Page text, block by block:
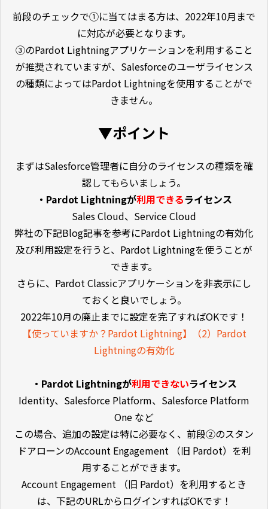
前段のチェックで①に当てはまる方は、2022年10月まで
に対応が必要となります。
③のPardot Lightningアプリケーションを利用すること
が推奨されていますが、Salesforceのユーザライセンス
の種類によってはPardot Lightningを使用することがで
きません。
▼ポイント
まずはSalesforce管理者に自分のライセンスの種類を確
認してもらいましょう。
・Pardot Lightningが利用できるライセンス
Sales Cloud、Service Cloud
弊社の下記Blog記事を参考にPardot Lightningの有効化
及び利用設定を行うと、Pardot Lightningを使うことが
できます。
さらに、Pardot Classicアプリケーションを非表示にし
ておくと良いでしょう。
2022年10月の廃止までに設定を完了すればOKです！
【使っていますか？Pardot Lightning】（2）Pardot
Lightningの有効化
・Pardot Lightningが利用できないライセンス
Identity、Salesforce Platform、Salesforce Platform
One など
この場合、追加の設定は特に必要なく、前段②のスタン
ドアローンのAccount Engagement （旧 Pardot）を利
用することができます。
Account Engagement （旧 Pardot）を利用するとき
は、下記のURLからログインすればOKです！